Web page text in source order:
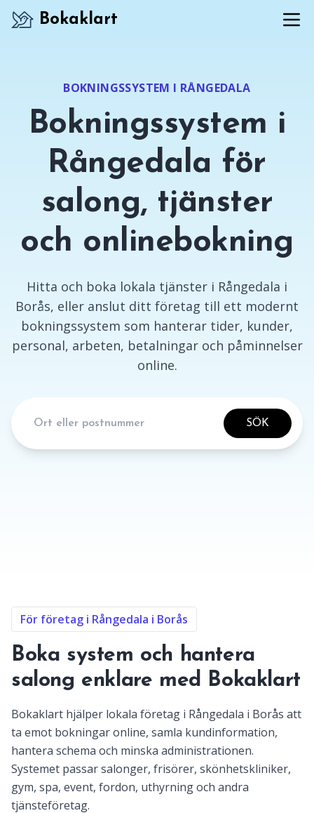
Bokaklart
BOKNINGSSYSTEM I RÅNGEDALA
Bokningssystem i
Rångedala för
salong, tjänster
och onlinebokning
Hitta och boka lokala tjänster i Rångedala i
Borås, eller anslut ditt företag till ett modernt
bokningssystem som hanterar tider, kunder,
personal, arbeten, betalningar och påminnelser
online.
SÖK
För företag i Rångedala i Borås
Boka system och hantera
salong enklare med Bokaklart
Bokaklart hjälper lokala företag i Rångedala i Borås att
ta emot bokningar online, samla kundinformation,
hantera schema och minska administrationen.
Systemet passar salonger, frisörer, skönhetskliniker,
gym, spa, event, fordon, uthyrning och andra
tjänsteföretag.